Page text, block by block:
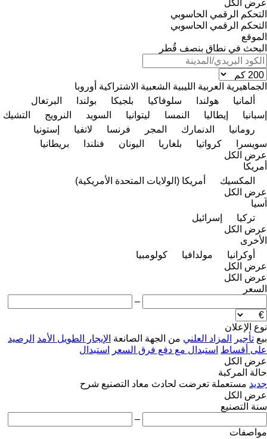
عرض الكل
التحكم الرقمي الحاسوبي
التحكم الرقمي الحاسوبي
الموقع
البحث في نطاق بنصف قُطر
الجماهيرية العربية الليبية الشعبية الاشتراكية أوروبا
ألمانيا
هولندا سلوفاكيا بلجيكا بولندا
البرتغال
إسبانيا
إيطاليا النمسا ليتوانيا السويد النرويج
التشيك
رومانيا
الدنمارك المجر فرنسا لاتفيا
إستونيا
سويسرا
كرواتيا بلغاريا اليونان فنلندا
بريطانيا
عرض الكل
أمريكا
المكسيك
أمريكا (الولايات المتحدة الأمريكية)
عرض الكل
آسيا
تركيا
إسرائيل
عرض الكل
الأخرى
أوكرانيا
مولدافيا
كولومبيا
عرض الكل
عرض الكل
السعر
–
نوع الإعلان
بيع تأجير المزاد العلني من الجهة الصانعة الإيجار الطويل الأمد الرصيد
على أقساط استبدال مع دفع فرق السعر
استبدال
عرض الكل
حالة المركبة
جديد مستعملة تعرضت لحادث معاد التصنيع شرح
عرض الكل
سنة التصنيع
–
مواصفات